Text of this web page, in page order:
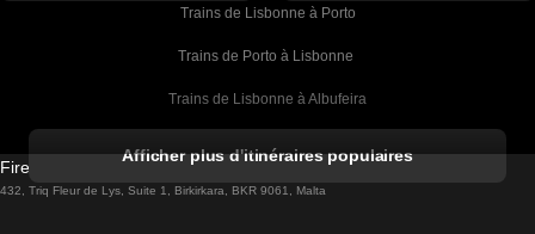
Trains de Lisbonne à Porto
Trains de Porto à Lisbonne
Trains de Lisbonne à Albufeira
Trains de Lisbonne à Lagos
Afficher plus d'itinéraires populaires
Firebird GT Limited (OC 1451)
432, Triq Fleur de Lys, Suite 1, Birkirkara, BKR 9061, Malta